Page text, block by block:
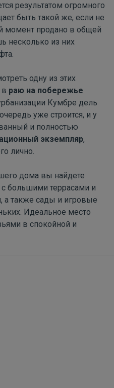
результатом огромного
быть такой же, если не
момент продано в общей
несколько из них
одну из этих
раю на побережье
Кумбре дель
уже строится, и у
и полностью
экземпляр,
лично.
дома вы найдете
большими террасами и
а также сады и игровые
Идеальное место
в спокойной и